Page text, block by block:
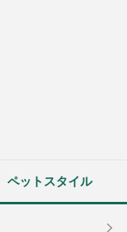
ペットスタイル